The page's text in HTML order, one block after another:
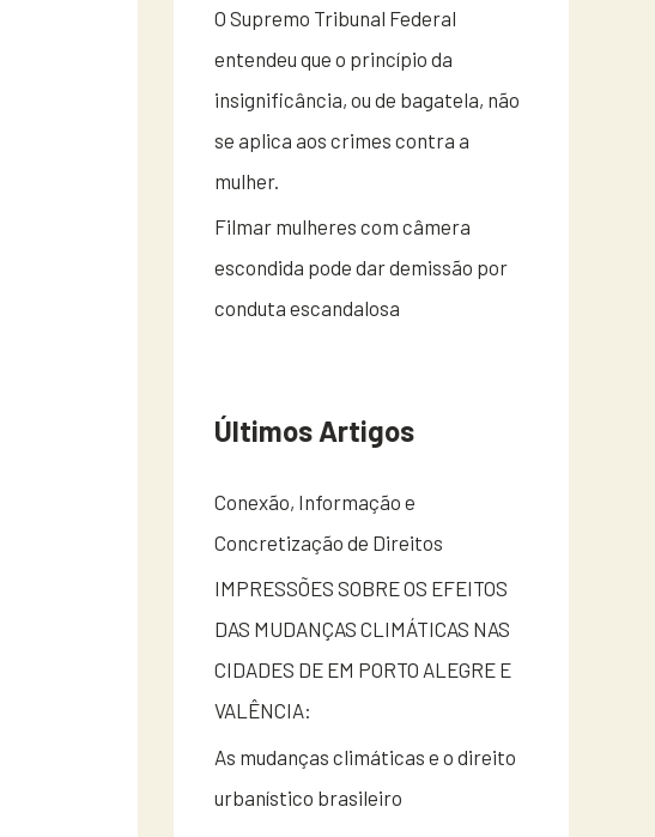
O Supremo Tribunal Federal
entendeu que o princípio da
insignificância, ou de bagatela, não
se aplica aos crimes contra a
mulher.
Filmar mulheres com câmera
escondida pode dar demissão por
conduta escandalosa
Últimos Artigos
Conexão, Informação e
Concretização de Direitos
IMPRESSÕES SOBRE OS EFEITOS
DAS MUDANÇAS CLIMÁTICAS NAS
CIDADES DE EM PORTO ALEGRE E
VALÊNCIA:
As mudanças climáticas e o direito
urbanístico brasileiro